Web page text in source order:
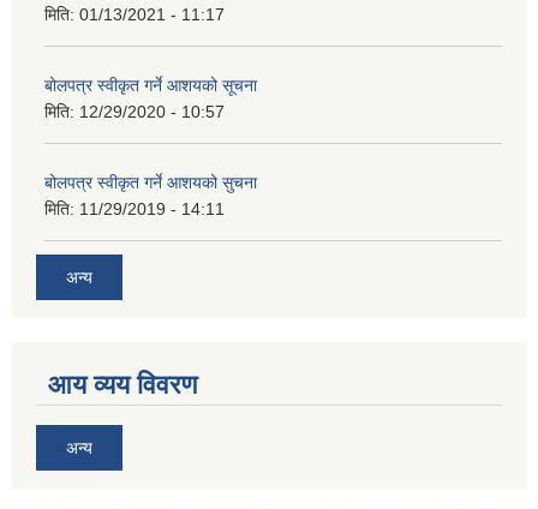
मिति: 01/13/2021 - 11:17
बोलपत्र स्वीकृत गर्ने आशयको सूचना
मिति: 12/29/2020 - 10:57
बोलपत्र स्वीकृत गर्ने आशयको सुचना
मिति: 11/29/2019 - 14:11
अन्य
आय व्यय विवरण
अन्य